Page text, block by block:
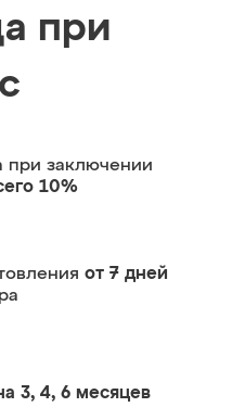
при
при заключении
10%
от 7 дней
3, 4, 6 месяцев